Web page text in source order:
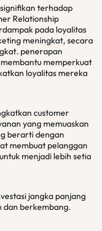
terhadap
Relationship
pada loyalitas
meningkat, secara
penerapan
memperkuat
loyalitas mereka
customer
yang memuaskan
berarti dengan
membuat pelanggan
menjadi lebih setia
jangka panjang
dan berkembang.